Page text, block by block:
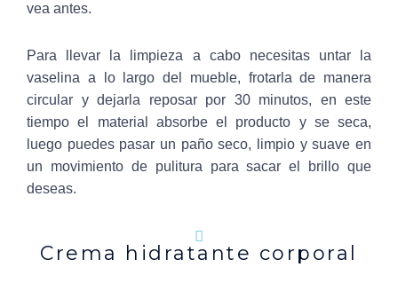
vea antes.
Para llevar la limpieza a cabo necesitas untar la
vaselina a lo largo del mueble, frotarla de manera
circular y dejarla reposar por 30 minutos, en este
tiempo el material absorbe el producto y se seca,
luego puedes pasar un paño seco, limpio y suave en
un movimiento de pulitura para sacar el brillo que
deseas.
Crema hidratante corporal